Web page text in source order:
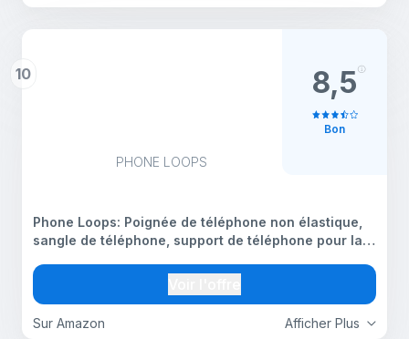
10
PHONE LOOPS
Afficher Plus
Sur Amazon
Phone Loops: Poignée de téléphone non élastique,
sangle de téléphone, support de téléphone pour la
– Support de téléphone portable pour la main
8,5
Bon